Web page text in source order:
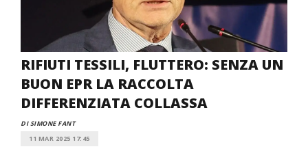
RIFIUTI TESSILI, FLUTTERO: SENZA UN
BUON EPR LA RACCOLTA
DIFFERENZIATA COLLASSA
DI SIMONE FANT
11 MAR 2025 17:45